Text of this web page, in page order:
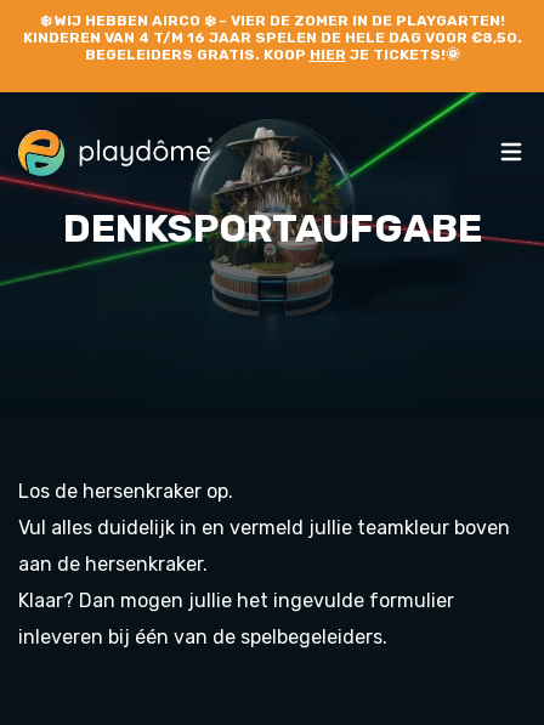
❄️WIJ HEBBEN AIRCO ❄️ – VIER DE ZOMER IN DE PLAYGARTEN!
KINDEREN VAN 4 T/M 16 JAAR SPELEN DE HELE DAG VOOR €8,50.
BEGELEIDERS GRATIS. KOOP HIERJE TICKETS!🌞
DENKSPORTAUFGABE
Los de hersenkraker op.
Vul alles duidelijk in en vermeld jullie teamkleur boven
aan de hersenkraker.
Klaar? Dan mogen jullie het ingevulde formulier
inleveren bij één van de spelbegeleiders.